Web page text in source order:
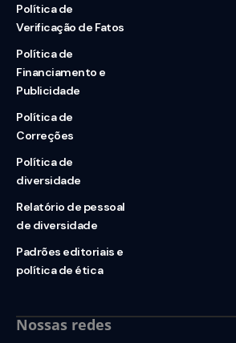
Política de
Verificação de Fatos
Política de
Financiamento e
Publicidade
Política de
Correções
Política de
diversidade
Relatório de pessoal
de diversidade
Padrões editoriais e
política de ética
Nossas redes